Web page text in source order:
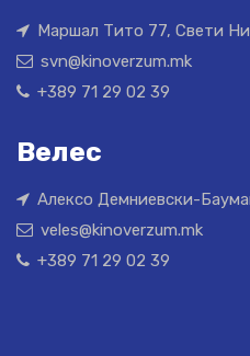
Маршал Тито 77, Свети
svn@kinoverzum.mk
+389 71 29 02 39
Велес
Алексо Демниевски-
veles@kinoverzum.mk
+389 71 29 02 39